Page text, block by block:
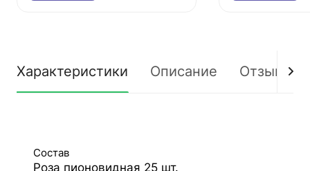
Характеристики Описание Отзывы
Состав
Роза пионовидная 25 шт.